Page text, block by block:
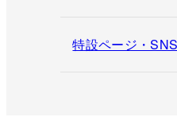
特設ページ・